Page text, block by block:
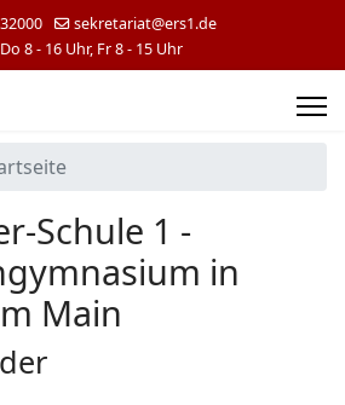
sekretariat@ers1.de
8 - 16 Uhr, Fr 8 - 15 Uhr
Schule 1 -
in
Main